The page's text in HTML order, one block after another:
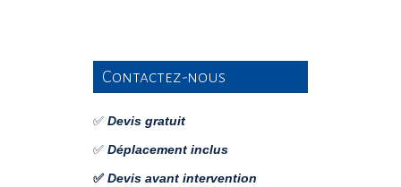
Contactez-nous
✅ Devis gratuit
✅ Déplacement inclus
✅ Devis avant intervention